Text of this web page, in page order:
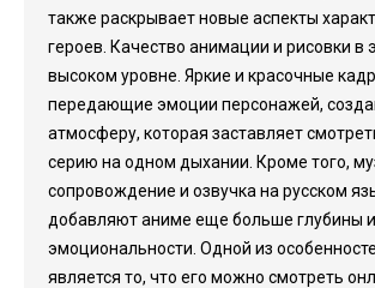
также раскрывает новые аспекты
героев. Качество анимации и рисовки в
высоком уровне. Яркие и красочные
передающие эмоции персонажей,
атмосферу, которая заставляет
серию на одном дыхании. Кроме того,
сопровождение и озвучка на русском
добавляют аниме еще больше глубины и
эмоциональности. Одной из
является то, что его можно смотреть